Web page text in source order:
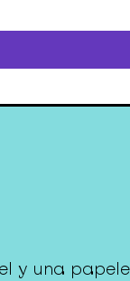
y una